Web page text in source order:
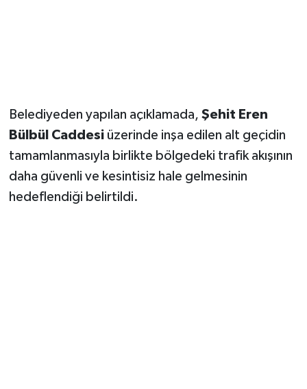
Belediyeden yapılan açıklamada, Şehit Eren
Bülbül Caddesiüzerinde inşa edilen alt geçidin
tamamlanmasıyla birlikte bölgedeki trafik akışının
daha güvenli ve kesintisiz hale gelmesinin
hedeflendiği belirtildi.
Siyaset
Sokak Hayvanlarını Sahiplendirme
Sonsöz Özel